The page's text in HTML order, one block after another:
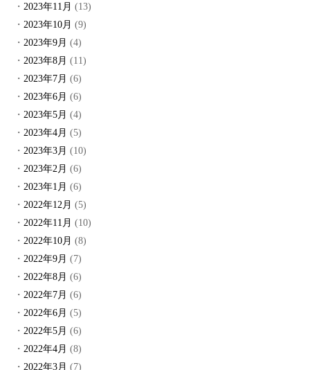
2023年11月 (13)
2023年10月 (9)
2023年9月 (4)
2023年8月 (11)
2023年7月 (6)
2023年6月 (6)
2023年5月 (4)
2023年4月 (5)
2023年3月 (10)
2023年2月 (6)
2023年1月 (6)
2022年12月 (5)
2022年11月 (10)
2022年10月 (8)
2022年9月 (7)
2022年8月 (6)
2022年7月 (6)
2022年6月 (5)
2022年5月 (6)
2022年4月 (8)
2022年3月 (7)